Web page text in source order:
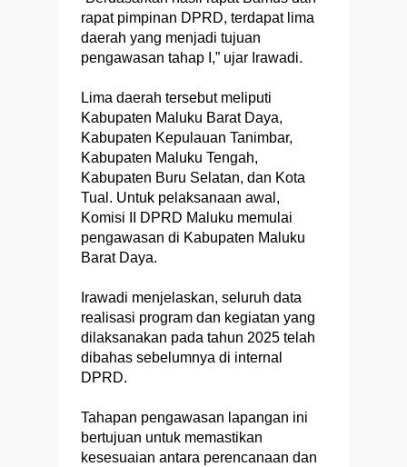
rapat pimpinan DPRD, terdapat lima
daerah yang menjadi tujuan
pengawasan tahap I,” ujar Irawadi.
Lima daerah tersebut meliputi
Kabupaten Maluku Barat Daya,
Kabupaten Kepulauan Tanimbar,
Kabupaten Maluku Tengah,
Kabupaten Buru Selatan, dan Kota
Tual. Untuk pelaksanaan awal,
Komisi II DPRD Maluku memulai
pengawasan di Kabupaten Maluku
Barat Daya.
Irawadi menjelaskan, seluruh data
realisasi program dan kegiatan yang
dilaksanakan pada tahun 2025 telah
dibahas sebelumnya di internal
DPRD.
Tahapan pengawasan lapangan ini
bertujuan untuk memastikan
kesesuaian antara perencanaan dan